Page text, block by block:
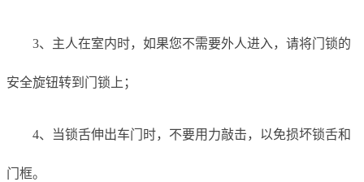
3、主人在室内时，如果您不需要外人进入，请将门锁的
安全旋钮转到门锁上；
4、当锁舌伸出车门时，不要用力敲击，以免损坏锁舌和
门框。